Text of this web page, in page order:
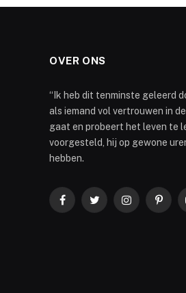
OVER ONS
“Ik heb dit tenminste geleerd
als iemand vol vertrouwen in
gaat en probeert het leven te
voorgesteld, hij op gewone
hebben.
FacebookTwitterInstagram